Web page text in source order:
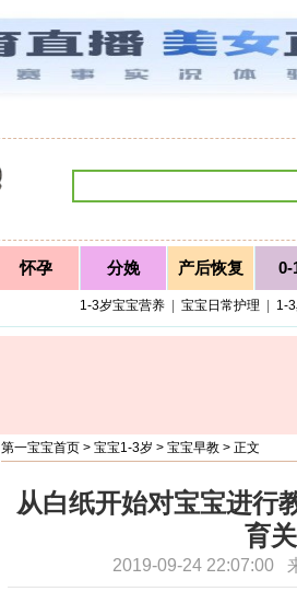
怀孕 分娩 产后恢复 0-
1-3岁宝宝营养| 宝宝日常护理 1-
第一宝宝首页 > 宝宝1-3岁 > 宝宝早教 > 正文
从白纸开始对宝宝进行
育
2019-09-24 22:07:00